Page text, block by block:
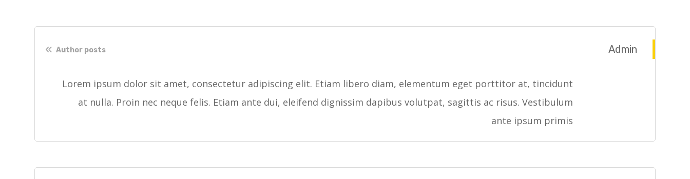
Admin
Author posts
Lorem ipsum dolor sit amet, consectetur adipiscing elit. Etiam libero diam, elementum eget porttitor at, tincidunt
at nulla. Proin nec neque felis. Etiam ante dui, eleifend dignissim dapibus volutpat, sagittis ac risus. Vestibulum
ante ipsum primis